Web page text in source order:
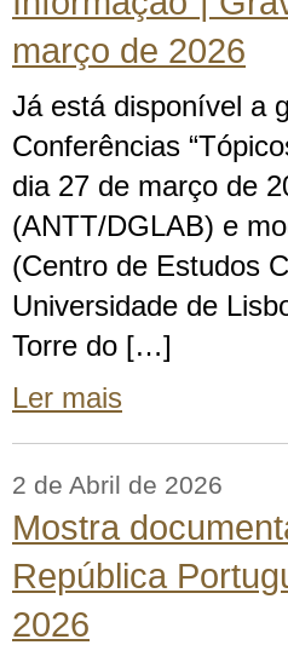
março de 2026
Já está disponível a
Conferências
dia 27 de março de
(ANTT/DGLAB) e
(Centro de Estudos
Universidade de
Torre do […]
Ler mais
2 de Abril de 2026
Mostra
República
2026